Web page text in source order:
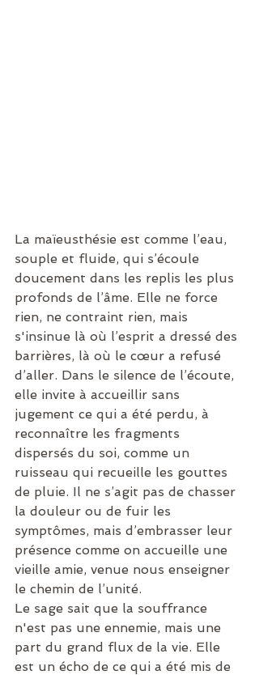
La maïeusthésie est comme l’eau,
souple et fluide, qui s’écoule
doucement dans les replis les plus
profonds de l’âme. Elle ne force
rien, ne contraint rien, mais
s'insinue là où l’esprit a dressé des
barrières, là où le cœur a refusé
d’aller. Dans le silence de l’écoute,
elle invite à accueillir sans
jugement ce qui a été perdu, à
reconnaître les fragments
dispersés du soi, comme un
ruisseau qui recueille les gouttes
de pluie. Il ne s’agit pas de chasser
la douleur ou de fuir les
symptômes, mais d’embrasser leur
présence comme on accueille une
vieille amie, venue nous enseigner
le chemin de l’unité.
Le sage sait que la souffrance
n'est pas une ennemie, mais une
part du grand flux de la vie. Elle
est un écho de ce qui a été mis de